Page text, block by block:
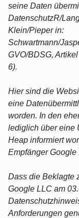
seine Daten
DatenschutzR/
Klein/Pieper in:
Schwartmann/
GVO/BDSG,
6).
Hier sind die
eine
worden. In den
lediglich über eine
Heap informiert
Empfänger Google
Dass die Beklagte
Google LLC am
Anforderungen